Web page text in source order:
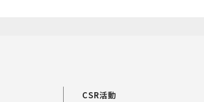
CSR活動